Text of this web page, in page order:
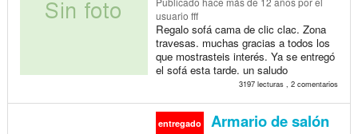
usuario fff
Regalo sofá cama de clic clac. Zona
travesas. muchas gracias a todos los
que mostrasteis interés. Ya se entregó
el sofá esta tarde. un saludo
3197 lecturas , 2 comentarios
entregado Armario de salón